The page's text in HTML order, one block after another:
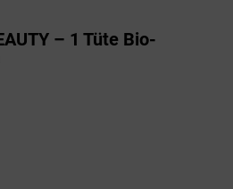
– 1 Tüte Bio-